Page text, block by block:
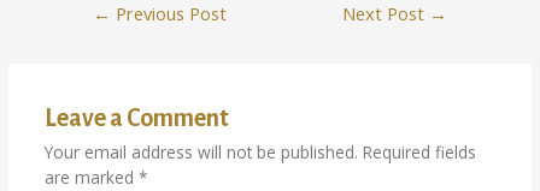
← Previous Post Next Post →
Leave a Comment
Your email address will not be published. Required fields
are marked *